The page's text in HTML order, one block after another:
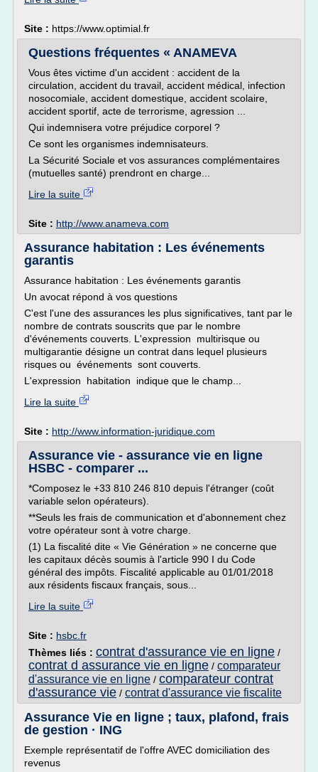
Site : https://www.optimial.fr
Questions fréquentes « ANAMEVA
Vous êtes victime d'un accident : accident de la
circulation, accident du travail, accident médical, infection
nosocomiale, accident domestique, accident scolaire,
accident sportif, acte de terrorisme, agression ...
Qui indemnisera votre préjudice corporel ?
Ce sont les organismes indemnisateurs.
La Sécurité Sociale et vos assurances complémentaires
(mutuelles santé) prendront en charge...
Lire la suite
Site : http://www.anameva.com
Assurance habitation : Les événements
garantis
Assurance habitation : Les événements garantis
Un avocat répond à vos questions
C'est l'une des assurances les plus significatives, tant par le
nombre de contrats souscrits que par le nombre
d'événements couverts. L'expression multirisque ou
multigarantie désigne un contrat dans lequel plusieurs
risques ou événements sont couverts.
L'expression habitation indique que le champ...
Lire la suite
Site : http://www.information-juridique.com
Assurance vie - assurance vie en ligne
HSBC - comparer ...
*Composez le +33 810 246 810 depuis l'étranger (coût
variable selon opérateurs).
**Seuls les frais de communication et d'abonnement chez
votre opérateur sont à votre charge.
(1) La fiscalité dite « Vie Génération » ne concerne que
les capitaux décès soumis à l'article 990 I du Code
général des impôts. Fiscalité applicable au 01/01/2018
aux résidents fiscaux français, sous...
Lire la suite
Site : hsbc.fr
Thèmes liés : contrat d'assurance vie en ligne /
contrat d assurance vie en ligne / comparateur
d'assurance vie en ligne / comparateur contrat
d'assurance vie / contrat d'assurance vie fiscalite
Assurance Vie en ligne ; taux, plafond, frais
de gestion · ING
Exemple représentatif de l'offre AVEC domiciliation des
revenus